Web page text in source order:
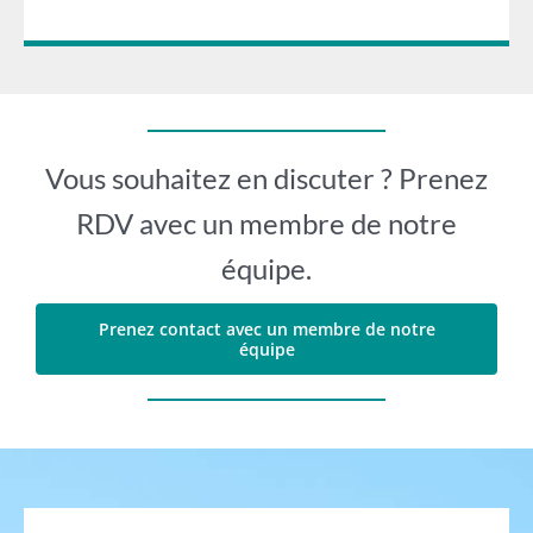
Vous souhaitez en discuter ? Prenez
RDV avec un membre de notre
équipe.
Prenez contact avec un membre de notre
équipe